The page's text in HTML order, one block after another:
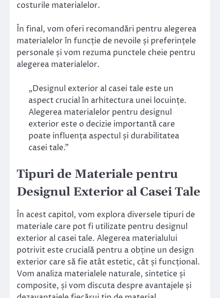
costurile materialelor.
În final, vom oferi recomandări pentru alegerea
materialelor în funcție de nevoile și preferințele
personale și vom rezuma punctele cheie pentru
alegerea materialelor.
„Designul exterior al casei tale este un
aspect crucial în arhitectura unei locuințe.
Alegerea materialelor pentru designul
exterior este o decizie importantă care
poate influența aspectul și durabilitatea
casei tale.”
Tipuri de Materiale pentru
Designul Exterior al Casei Tale
În acest capitol, vom explora diversele tipuri de
materiale care pot fi utilizate pentru designul
exterior al casei tale. Alegerea materialului
potrivit este crucială pentru a obține un design
exterior care să fie atât estetic, cât și funcțional.
Vom analiza materialele naturale, sintetice și
composite, și vom discuta despre avantajele și